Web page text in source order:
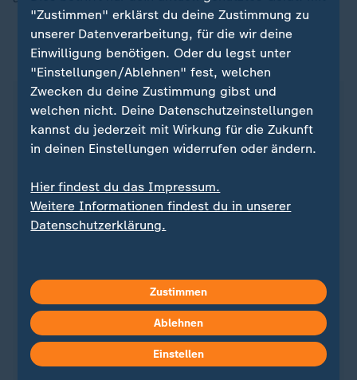
ZDFheute auf WhatsApp
Quelle: dpa
Sie wollen auf dem Laufenden bleiben? Dann sind
"Zustimmen" erklärst du deine Zustimmung zu
unserer Datenverarbeitung, für die wir deine
Einwilligung benötigen. Oder du legst unter
"Einstellungen/Ablehnen" fest, welchen
Zwecken du deine Zustimmung gibst und
welchen nicht. Deine Datenschutzeinstellungen
kannst du jederzeit mit Wirkung für die Zukunft
in deinen Einstellungen widerrufen oder ändern.
Hier findest du das Impressum.
Weitere Informationen findest du in unserer
Datenschutzerklärung.
Zustimmen
Ablehnen
Einstellen